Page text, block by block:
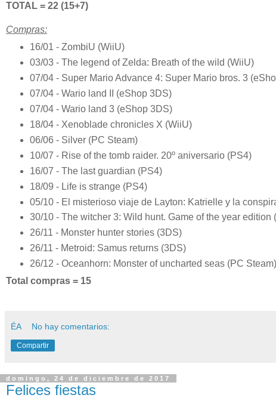
TOTAL = 22 (15+7)
Compras:
16/01 - ZombiU (WiiU)
03/03 - The legend of Zelda: Breath of the wild (WiiU)
07/04 - Super Mario Advance 4: Super Mario bros. 3
07/04 - Wario land II (eShop 3DS)
07/04 - Wario land 3 (eShop 3DS)
18/04 - Xenoblade chronicles X (WiiU)
06/06 - Silver (PC Steam)
10/07 - Rise of the tomb raider. 20º aniversario (PS4)
16/07 - The last guardian (PS4)
18/09 - Life is strange (PS4)
05/10 - El misterioso viaje de Layton: Katrielle y la
30/10 - The witcher 3: Wild hunt. Game of the year edition
26/11 - Monster hunter stories (3DS)
26/11 - Metroid: Samus returns (3DS)
26/12 - Oceanhorn: Monster of uncharted seas (PC Steam)
Total compras = 15
ÉA No hay comentarios:
Compartir
domingo, 24 de diciembre de 2017
Felices fiestas